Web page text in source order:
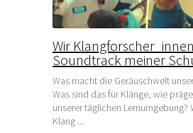
Wir
Soundtrack meiner
Was macht die Geräuschwelt
Was sind das für Klänge, wie
unserer täglichen Lernumgebung?
Klang ...